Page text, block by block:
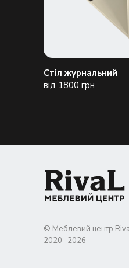
Стіл журнальний
від 1800 грн
© Меблевий центр